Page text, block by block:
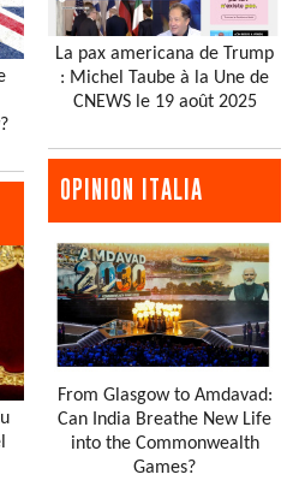
La pax americana de Trump
: Michel Taube à la Une de
CNEWS le 19 août 2025
OPINION ITALIA
From Glasgow to Amdavad:
Can India Breathe New Life
into the Commonwealth
Games?